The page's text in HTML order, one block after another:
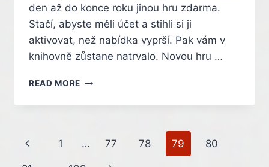
den až do konce roku jinou hru zdarma.
Stačí, abyste měli účet a stihli si ji
aktivovat, než nabídka vyprší. Pak vám v
knihovně zůstane natrvalo. Novou hru …
READ MORE EPIC
STORE
Page
Previous
1 … 77 78 79 80